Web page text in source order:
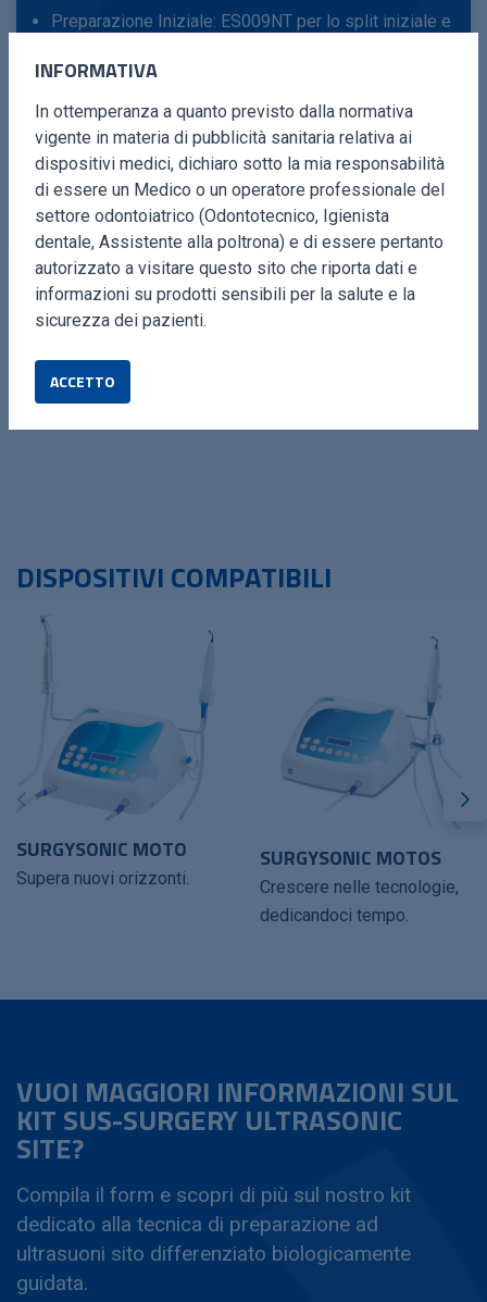
Preparazione Iniziale: ES009NT per lo split iniziale e
per ampliare gradualmente il sito implantare.
Svasatura Finale: ES0SV1T e ES0SV2T per
perfezionare l’alloggio dell’impianto.
sicurezza, riducendo i tempi operativi e migliorando i
risultati clinici.
DISPOSITIVI COMPATIBILI
SURGYSONIC MOTO
Supera nuovi orizzonti.
SURGYSONIC MOTOS
Crescere nelle tecnologie,
dedicandoci tempo.
VUOI MAGGIORI INFORMAZIONI SUL
KIT SUS-SURGERY ULTRASONIC
SITE?
Compila il form e scopri di più sul nostro kit
dedicato alla tecnica di preparazione ad
ultrasuoni sito differenziato biologicamente
guidata.
INFORMATIVA
In ottemperanza a quanto previsto dalla normativa
vigente in materia di pubblicità sanitaria relativa ai
dispositivi medici, dichiaro sotto la mia responsabilità
di essere un Medico o un operatore professionale del
settore odontoiatrico (Odontotecnico, Igienista
dentale, Assistente alla poltrona) e di essere pertanto
autorizzato a visitare questo sito che riporta dati e
informazioni su prodotti sensibili per la salute e la
sicurezza dei pazienti.
ACCETTO